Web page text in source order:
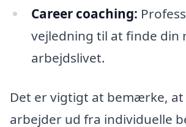
Career coaching:
vejledning til at finde din
arbejdslivet.
Det er vigtigt at bemærke,
arbejder ud fra individuelle